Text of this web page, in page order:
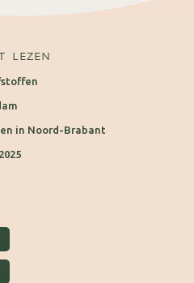
LEZEN
in Noord-Brabant